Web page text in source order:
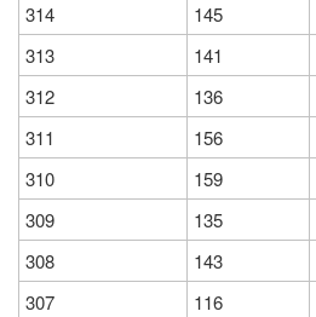
314
145
313
141
312
136
311
156
310
159
309
135
308
143
307
116